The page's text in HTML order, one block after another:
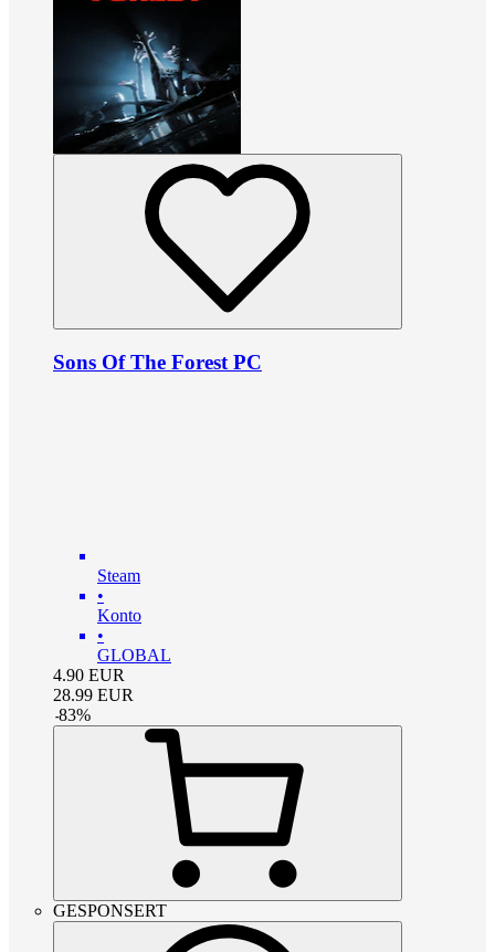
Sons Of The Forest PC
Steam
•
Konto
•
GLOBAL
4.90 EUR
28.99 EUR
-83%
GESPONSERT